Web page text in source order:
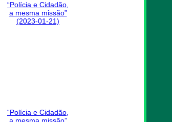
“Polícia e Cidadão,
a mesma missão”
(2023-01-21)
“Polícia e Cidadão,